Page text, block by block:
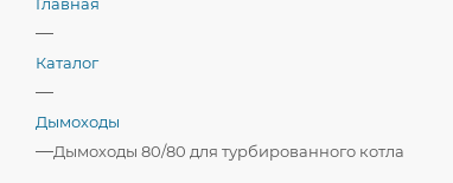
—
Каталог
—
Дымоходы
—Дымоходы 80/80 для турбированного котла